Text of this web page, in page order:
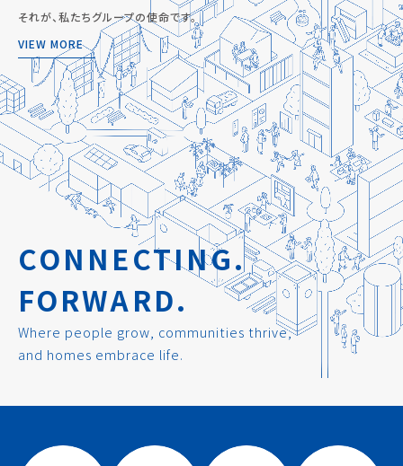
それが、私たちグループの使命です。
VIEW MORE
CONNECTING.
FORWARD.
Where people grow, communities thrive,
and homes embrace life.